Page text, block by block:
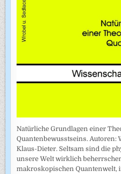
Natürliche Grundlagen einer
Quantenbewusstseins. Autoren:
Klaus-Dieter. Seltsam sind die
unsere Welt wirklich
makroskopischen Quantenwelt,